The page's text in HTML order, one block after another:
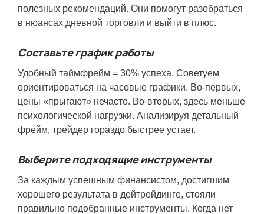
полезных рекомендаций. Они помогут разобраться
в нюансах дневной торговли и выйти в плюс.
Составьте график работы
Удобный таймфрейм = 30% успеха. Советуем
ориентироваться на часовые графики. Во-первых,
цены «прыгают» нечасто. Во-вторых, здесь меньше
психологической нагрузки. Анализируя детальный
фрейм, трейдер гораздо быстрее устает.
Выберите подходящие инструменты
За каждым успешным финансистом, достигшим
хорошего результата в дейтрейдинге, стояли
правильно подобранные инструменты. Когда нет